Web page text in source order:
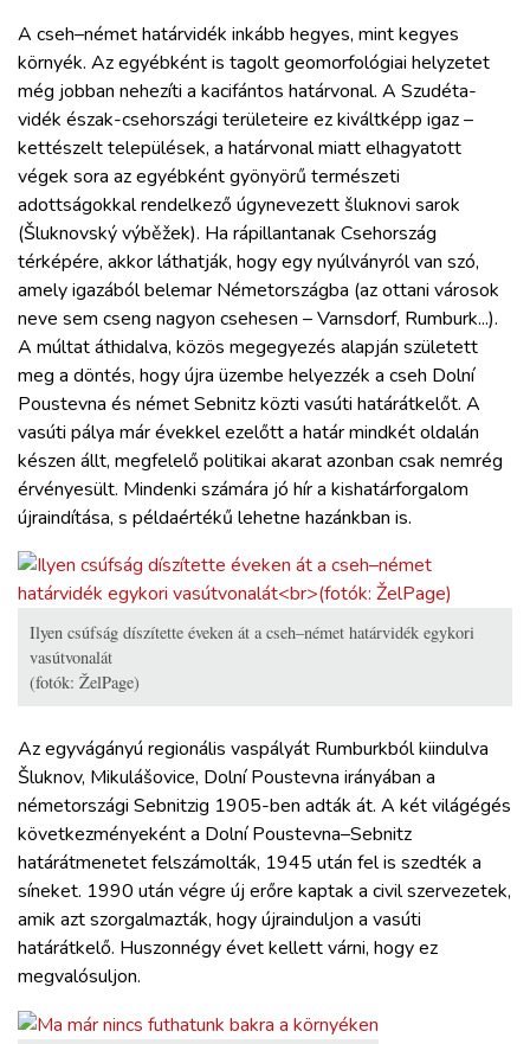
BLOG
ARCHÍVUM
WEBSHOP
BELÉPÉS
REGISZTRÁCIÓ
A cseh–német határvidék inkább hegyes, mint kegyes
környék. Az egyébként is tagolt geomorfológiai helyzetet
még jobban nehezíti a kacifántos határvonal. A Szudéta-
vidék észak-csehországi területeire ez kiváltképp igaz –
kettészelt települések, a határvonal miatt elhagyatott
végek sora az egyébként gyönyörű természeti
adottságokkal rendelkező úgynevezett šluknovi sarok
(Šluknovský výběžek). Ha rápillantanak Csehország
térképére, akkor láthatják, hogy egy nyúlványról van szó,
amely igazából belemar Németországba (az ottani városok
neve sem cseng nagyon csehesen – Varnsdorf, Rumburk...).
A múltat áthidalva, közös megegyezés alapján született
meg a döntés, hogy újra üzembe helyezzék a cseh Dolní
Poustevna és német Sebnitz közti vasúti határátkelőt. A
vasúti pálya már évekkel ezelőtt a határ mindkét oldalán
készen állt, megfelelő politikai akarat azonban csak nemrég
érvényesült. Mindenki számára jó hír a kishatárforgalom
újraindítása, s példaértékű lehetne hazánkban is.
Ilyen csúfság díszítette éveken át a cseh–német határvidék egykori
vasútvonalát
(fotók: ŽelPage)
Az egyvágányú regionális vaspályát Rumburkból kiindulva
Šluknov, Mikulášovice, Dolní Poustevna irányában a
németországi Sebnitzig 1905-ben adták át. A két világégés
következményeként a Dolní Poustevna–Sebnitz
határátmenetet felszámolták, 1945 után fel is szedték a
síneket. 1990 után végre új erőre kaptak a civil szervezetek,
amik azt szorgalmazták, hogy újrainduljon a vasúti
határátkelő. Huszonnégy évet kellett várni, hogy ez
megvalósuljon.